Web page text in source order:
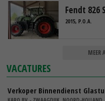
Fendt 826
2015, P.O.A.
MEER
VACATURES
Verkoper Binnendienst